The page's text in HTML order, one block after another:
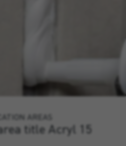
AREAS
title Acryl 15